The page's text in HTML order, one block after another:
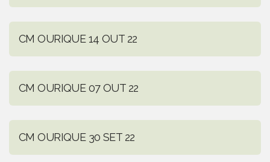
CM OURIQUE 14 OUT 22
CM OURIQUE 07 OUT 22
CM OURIQUE 30 SET 22